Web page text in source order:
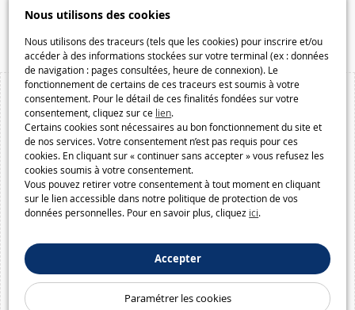
Nous utilisons des cookies
Nous utilisons des traceurs (tels que les cookies) pour inscrire et/ou
accéder à des informations stockées sur votre terminal (ex : données
de navigation : pages consultées, heure de connexion). Le
fonctionnement de certains de ces traceurs est soumis à votre
consentement. Pour le détail de ces finalités fondées sur votre
consentement, cliquez sur ce lien.
Certains cookies sont nécessaires au bon fonctionnement du site et
de nos services. Votre consentement n’est pas requis pour ces
cookies. En cliquant sur « continuer sans accepter » vous refusez les
cookies soumis à votre consentement.
Vous pouvez retirer votre consentement à tout moment en cliquant
sur le lien accessible dans notre politique de protection de vos
données personnelles. Pour en savoir plus, cliquez ici.
Accepter
Paramétrer les cookies